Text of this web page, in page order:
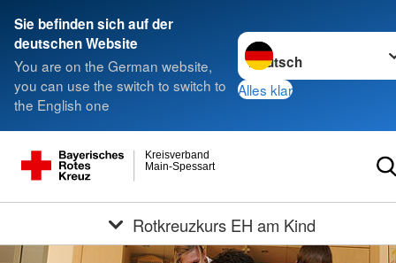
Sie befinden sich auf der
deutschen Website
You are on the German website,
you can use the switch to switch to
the English one
Sprache wechseln zu
Alles klar
Main-Spessart
Kreisverband
Rotkreuzkurs EH am Kind